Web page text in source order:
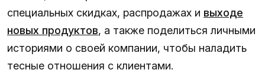
специальных скидках, распродажах и выходе
новых продуктов, а также поделиться личными
историями о своей компании, чтобы наладить
тесные отношения с клиентами.